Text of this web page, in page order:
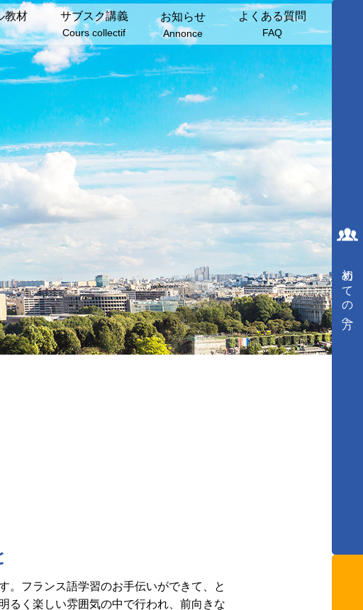
教材 サブスク講義
Cours collectif
お知らせ
Annonce
よくある質問
FAQ
初めての方へ
。フランス語学習のお手伝いができて、と
るく楽しい雰囲気の中で行われ、前向きな